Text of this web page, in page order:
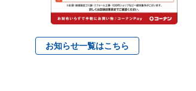
お知らせ一覧はこちら